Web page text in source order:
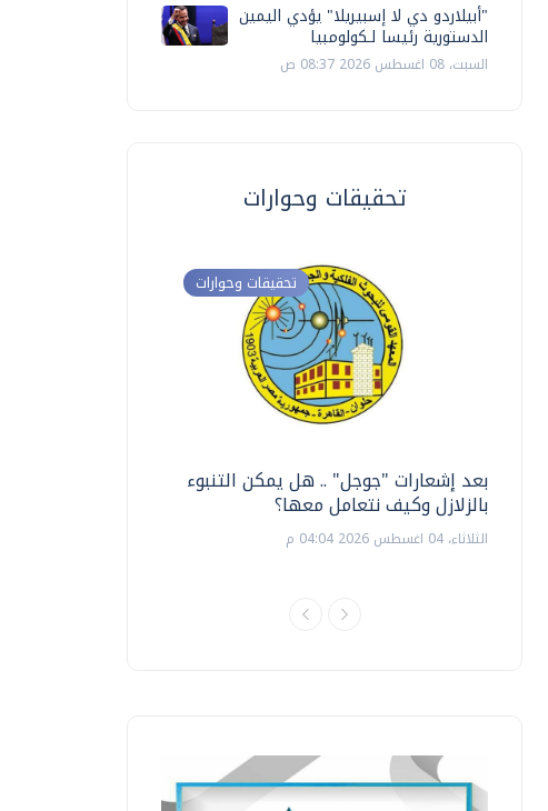
"أبيلاردو دي لا إسبيريلا" يؤدي اليمين
الدستورية رئيسا لـكولومبيا
السبت، 08 اغسطس 2026 08:37 ص
تحقيقات وحوارات
تحقيقات وحوارات
بعد إشعارات "جوجل" .. هل يمكن التنبوء
بالزلازل وكيف نتعامل معها؟
الثلاثاء، 04 اغسطس 2026 04:04 م